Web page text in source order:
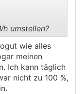
umstellen?
wie alles
meinen
Ich kann täglich
nicht zu 100 %,